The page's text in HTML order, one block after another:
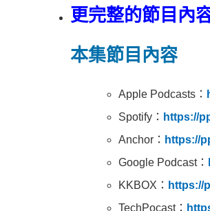
更完整的節目內
本集節目內容
Apple Podcasts：
Spotify： https://
Anchor： https://
Google Podcast：
KKBOX： https://
TechPocast：